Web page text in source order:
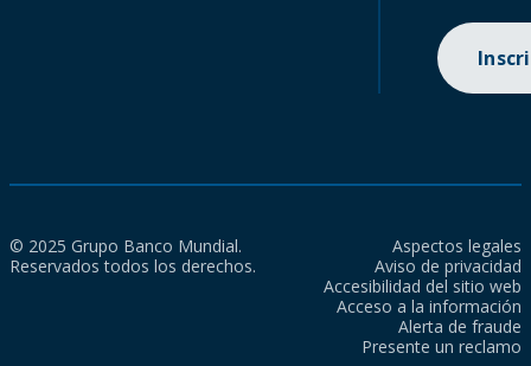
© 2025 Grupo Banco Mundial.
Reservados todos los derechos.
Aspectos legales
Aviso de privacidad
Accesibilidad del sitio web
Acceso a la información
Alerta de fraude
Presente un reclamo